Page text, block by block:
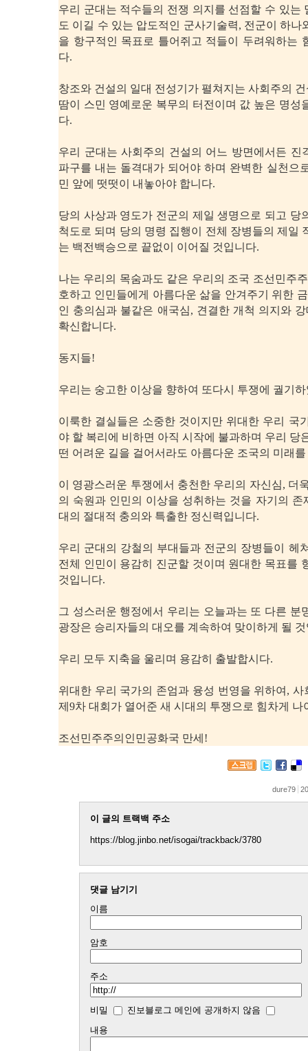
우리 군대는 적수들의 전쟁 의지를 선점할 수 있는
도 이길 수 있는 압도적인 군사기술력, 전군이 하
을 항구적인 목표로 틀어쥐고 적들이 두려워하는
다.
창조와 건설의 일대 전성기가 펼쳐지는 사회주의
땀이 스민 영예로운 복무의 터전이며 값 높은 명성
다.
우리 군대는 사회주의 건설의 어느 방면에서든 진
파구를 내는 돌격대가 되어야 하며 완벽한 실천으
민 앞에 떳떳이 내놓아야 합니다.
당의 사상과 영도가 전군의 제일 생명으로 되고 당
척도로 되며 당의 명령 집행이 전체 장병들의 제일
는 백전백승으로 끝없이 이어질 것입니다.
나는 우리의 목숨과도 같은 우리의 조국 조선민주
호하고 인민들에게 아름다운 삶을 안겨주기 위한
인 충의심과 불같은 애국심, 견결한 개척 의지와
확신합니다.
동지들!
우리는 숭고한 이상을 향하여 또다시 투쟁에 궐기
이룩한 결실들은 소중한 것이지만 위대한 우리 국
야 할 복리에 비하면 아직 시작에 불과하며 우리 당
떤 어려운 길을 걸어서라도 아름다운 조국의 미래
이 영광스러운 투쟁에서 충천한 우리의 자신심, 더
의 숙원과 인민의 이상을 성취하는 것을 자기의
대의 절대적 충의와 특출한 정신력입니다.
우리 군대의 강철의 부대들과 전군의 장병들이 헤
전체 인민이 용감히 진군할 것이며 원대한 목표를
것입니다.
그 성스러운 행정에서 우리는 오늘과는 또 다른 분
광장은 승리자들의 대오를 계속하여 맞이하게 될
우리 모두 지축을 울리며 용감히 출발합시다.
위대한 우리 국가의 존엄과 융성 번영을 위하여,
제9차 대회가 열어준 새 시대의 투쟁으로 힘차게 나
조선민주주의인민공화국 만세!
dure79
이 글의 트랙백 주소
https://blog.jinbo.net/isogai/trackback/3780
댓글 남기기
이름
암호
주소
비밀
진보블로그 메인에 공개하지 않음
내용